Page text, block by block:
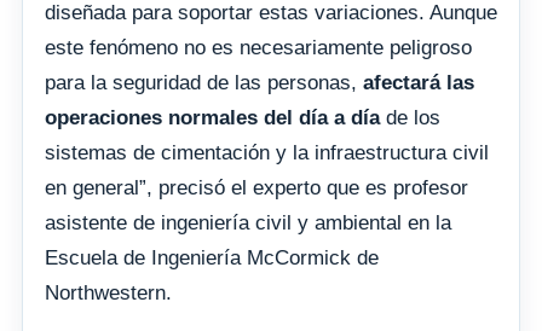
diseñada para soportar estas variaciones. Aunque
este fenómeno no es necesariamente peligroso
para la seguridad de las personas, afectará las
operaciones normales del día a día de los
sistemas de cimentación y la infraestructura civil
en general”, precisó el experto que es profesor
asistente de ingeniería civil y ambiental en la
Escuela de Ingeniería McCormick de
Northwestern.